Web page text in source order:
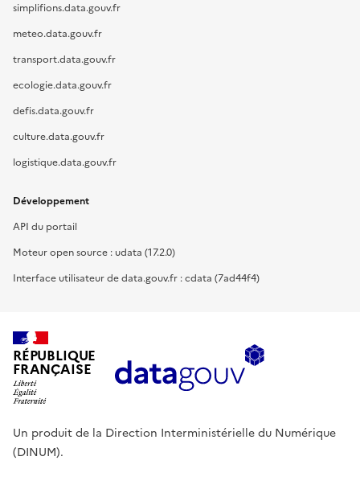
simplifions.data.gouv.fr
meteo.data.gouv.fr
transport.data.gouv.fr
ecologie.data.gouv.fr
defis.data.gouv.fr
culture.data.gouv.fr
logistique.data.gouv.fr
Développement
API du portail
Moteur open source : udata (17.2.0)
Interface utilisateur de data.gouv.fr : cdata (7ad44f4)
RÉPUBLIQUE
FRANÇAISE
Un produit de la Direction Interministérielle du Numérique
(DINUM).